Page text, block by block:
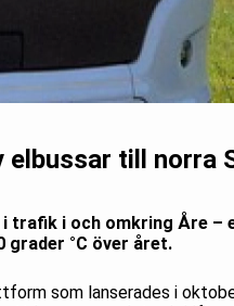
elbussar till norra
trafik i och omkring Åre –
grader °C över året.
som lanserades i